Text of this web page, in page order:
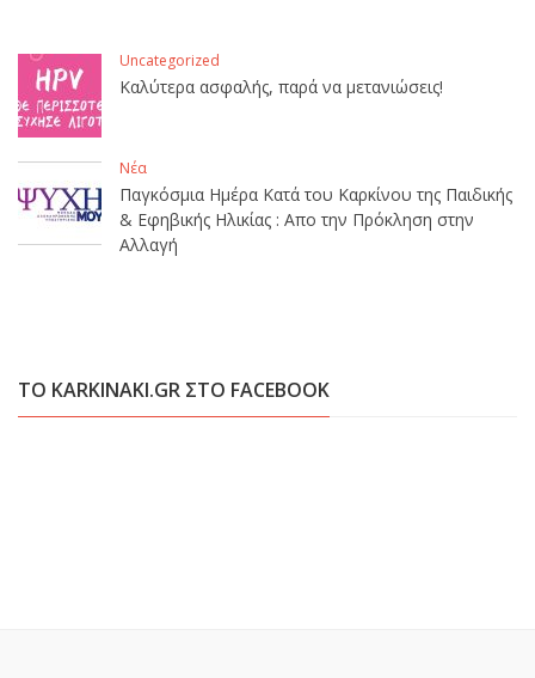
Uncategorized
Καλύτερα ασφαλής, παρά να μετανιώσεις!
Νέα
Παγκόσμια Ημέρα Κατά του Καρκίνου της Παιδικής
& Εφηβικής Ηλικίας : Απο την Πρόκληση στην
Αλλαγή
ΤΟ KARKINAKI.GR ΣΤΟ FACEBOOK